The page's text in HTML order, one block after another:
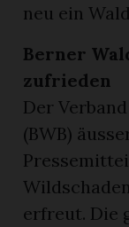
neu ein
Berner
zufrieden
Der
(BWB)
erfreut. Die